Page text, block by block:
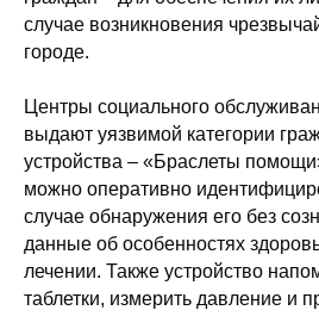
случае возникновения
городе.
Центры социального
выдают уязвимой категории
устройства – «Браслеты
можно оперативно
случае обнаружения его без
данные об особенностях
лечении. Также устройство
таблетки, измерить давление и